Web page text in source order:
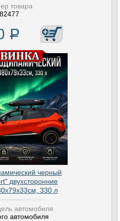
товара
82477
Р
черный
двухсторонние
330 л
автомобиля
автомобиля